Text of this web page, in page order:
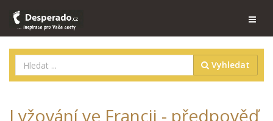
Vyhledat
Lyžování ve Francii - předpověď